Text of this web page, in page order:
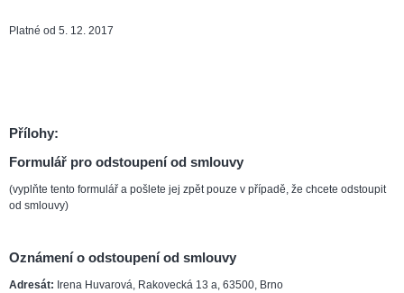
Platné od 5. 12. 2017
Přílohy:
Formulář pro odstoupení od smlouvy
(vyplňte tento formulář a pošlete jej zpět pouze v případě, že chcete odstoupit
od smlouvy)
Oznámení o odstoupení od smlouvy
Adresát: Irena Huvarová, Rakovecká 13 a, 63500, Brno